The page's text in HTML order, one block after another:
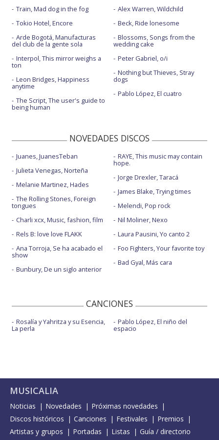
Train, Mad dog in the fog
Tokio Hotel, Encore
Arde Bogotá, Manufacturas
del club de la gente sola
Interpol, This mirror weighs a
ton
Leon Bridges, Happiness
anytime
The Script, The user's guide to
being human
Alex Warren, Wildchild
Beck, Ride lonesome
Blossoms, Songs from the
wedding cake
Peter Gabriel, o/i
Nothing but Thieves, Stray
dogs
Pablo López, El cuatro
NOVEDADES DISCOS
Juanes, JuanesTeban
Julieta Venegas, Norteña
Melanie Martinez, Hades
The Rolling Stones, Foreign
tongues
Charli xcx, Music, fashion, film
Rels B: love love FLAKK
Ana Torroja, Se ha acabado el
show
Bunbury, De un siglo anterior
RAYE, This music may contain
hope.
Jorge Drexler, Taracá
James Blake, Trying times
Melendi, Pop rock
Nil Moliner, Nexo
Laura Pausini, Yo canto 2
Foo Fighters, Your favorite toy
Bad Gyal, Más cara
CANCIONES
Rosalía y Yahritza y su Esencia,
La perla
Pablo López, El niño del
espacio
MUSICALIA
Noticias Novedades
Próximas novedades
Discos históricos
Canciones Festivales
Premios
Artistas y grupos
Portadas Listas Guía / directorio